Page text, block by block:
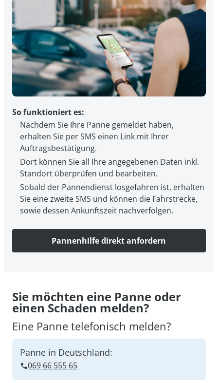
So funktioniert es:
Nachdem Sie Ihre Panne gemeldet haben,
erhalten Sie per SMS einen Link mit Ihrer
Auftragsbestätigung.
Dort können Sie all Ihre angegebenen Daten inkl.
Standort überprüfen und bearbeiten.
Sobald der Pannendienst losgefahren ist, erhalten
Sie eine zweite SMS und können die Fahrstrecke,
sowie dessen Ankunftszeit nachverfolgen.
Pannenhilfe direkt anfordern
Sie möchten eine Panne oder
einen Schaden melden?
Eine Panne telefonisch melden?
Panne in Deutschland:
069 66 555 65